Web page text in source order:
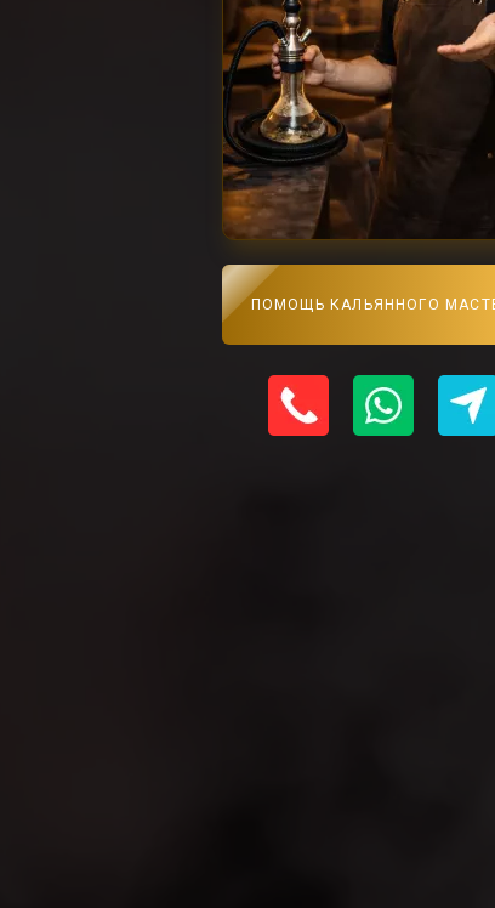
ПОМОЩЬ КАЛЬЯННОГО